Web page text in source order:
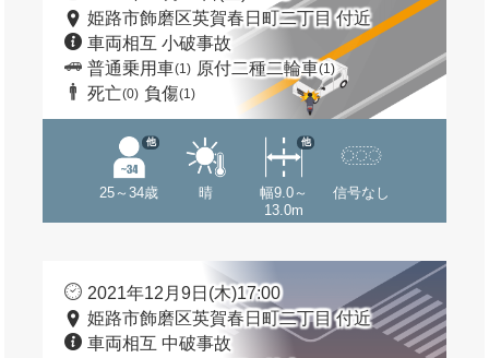
姫路市飾磨区英賀春日町二丁目 付近
車両相互 小破事故
普通乗用車(1) 原付二種二輪車(1)
死亡(0) 負傷(1)
25～34歳
他
晴
幅9.0～
13.0m
他
信号なし
2021年12月9日(木)17:00
姫路市飾磨区英賀春日町二丁目 付近
車両相互 中破事故